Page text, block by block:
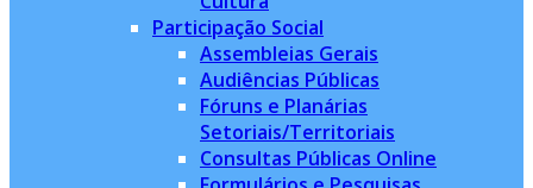
Participação Social
Assembleias Gerais
Audiências Públicas
Fóruns e Planárias
Setoriais/Territoriais
Consultas Públicas Online